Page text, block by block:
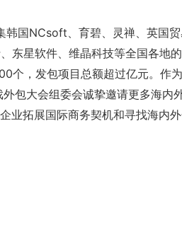
韩国NCsoft、育碧、灵禅、英国
东星软件、维晶科技等全国各地
个，发包项目总额超过亿元。作
包大会组委会诚挚邀请更多海内
业拓展国际商务契机和寻找海内